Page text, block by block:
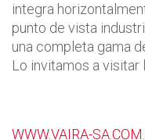
integra
punto de vista
una completa gama
Lo invitamos a visitar
WWW.VAIRA-